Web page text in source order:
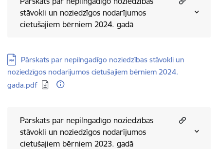
stāvokli un noziedzīgos nodarījumos
cietušajiem bērniem 2024. gadā
Lejupielādēt:
Pārskats par nepilngadīgo noziedzības stāvokli un
noziedzīgos nodarījumos cietušajiem bērniem 2024.
gadā.pdf
Pārskats par nepilngadīgo noziedzības
stāvokli un noziedzīgos nodarījumos
cietušajiem bērniem 2023. gadā